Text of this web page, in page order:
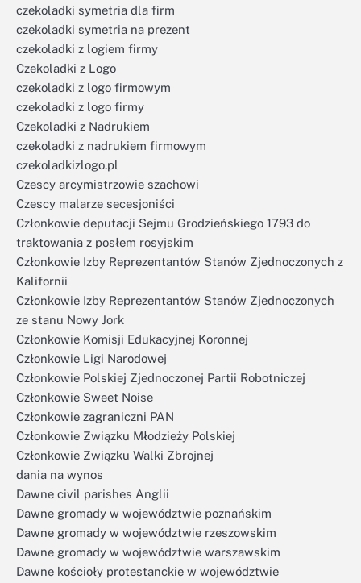
czekoladki symetria dla firm
czekoladki symetria na prezent
czekoladki z logiem firmy
Czekoladki z Logo
czekoladki z logo firmowym
czekoladki z logo firmy
Czekoladki z Nadrukiem
czekoladki z nadrukiem firmowym
czekoladkizlogo.pl
Czescy arcymistrzowie szachowi
Czescy malarze secesjoniści
Członkowie deputacji Sejmu Grodzieńskiego 1793 do
traktowania z posłem rosyjskim
Członkowie Izby Reprezentantów Stanów Zjednoczonych z
Kalifornii
Członkowie Izby Reprezentantów Stanów Zjednoczonych
ze stanu Nowy Jork
Członkowie Komisji Edukacyjnej Koronnej
Członkowie Ligi Narodowej
Członkowie Polskiej Zjednoczonej Partii Robotniczej
Członkowie Sweet Noise
Członkowie zagraniczni PAN
Członkowie Związku Młodzieży Polskiej
Członkowie Związku Walki Zbrojnej
dania na wynos
Dawne civil parishes Anglii
Dawne gromady w województwie poznańskim
Dawne gromady w województwie rzeszowskim
Dawne gromady w województwie warszawskim
Dawne kościoły protestanckie w województwie